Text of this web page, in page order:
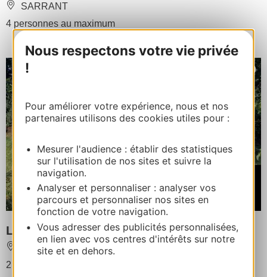
Nous respectons votre vie privée
!
Pour améliorer votre expérience, nous et nos
partenaires utilisons des cookies utiles pour :
Mesurer l'audience : établir des statistiques
sur l'utilisation de nos sites et suivre la
navigation.
Analyser et personnaliser : analyser vos
parcours et personnaliser nos sites en
fonction de votre navigation.
Vous adresser des publicités personnalisées,
en lien avec vos centres d'intérêts sur notre
site et en dehors.
SARRANT
4 personnes au maximum
La Roulotte du Dragon
BEAUMONT-DE-LOMAGNE
2 personnes au maximum